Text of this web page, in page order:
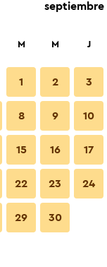
septiembre
M M J
1 2 3
8 9 10
15 16 17
22 23 24
29 30